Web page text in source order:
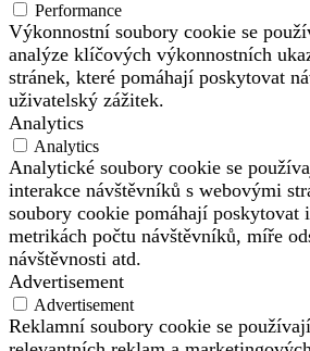
Performance
Výkonnostní soubory cookie se
analýze klíčových výkonnostních
stránek, které pomáhají poskytovat
uživatelský zážitek.
Analytics
Analytics
Analytické soubory cookie se
interakce návštěvníků s webovými
soubory cookie pomáhají poskytovat
metrikách počtu návštěvníků, míře
návštěvnosti atd.
Advertisement
Advertisement
Reklamní soubory cookie se